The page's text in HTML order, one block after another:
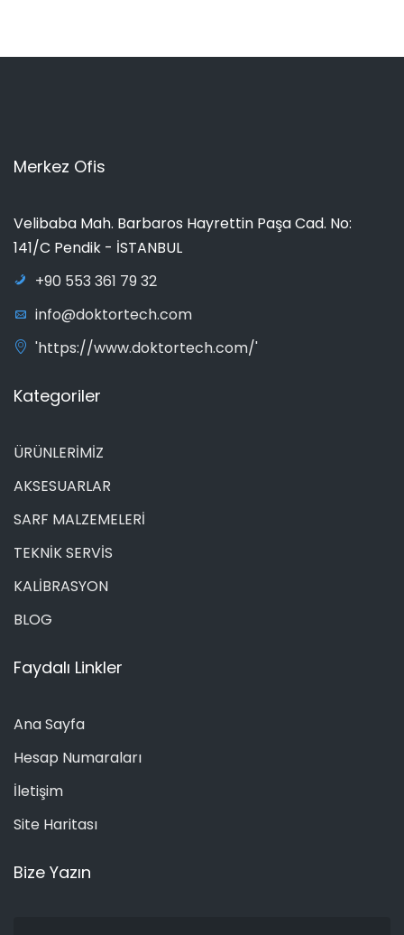
Merkez Ofis
Velibaba Mah. Barbaros Hayrettin Paşa Cad. No:
141/C Pendik - İSTANBUL
+90 553 361 79 32
info@doktortech.com
'https://www.doktortech.com/'
Kategoriler
ÜRÜNLERİMİZ
AKSESUARLAR
SARF MALZEMELERİ
TEKNİK SERVİS
KALİBRASYON
BLOG
Faydalı Linkler
Ana Sayfa
Hesap Numaraları
İletişim
Site Haritası
Bize Yazın